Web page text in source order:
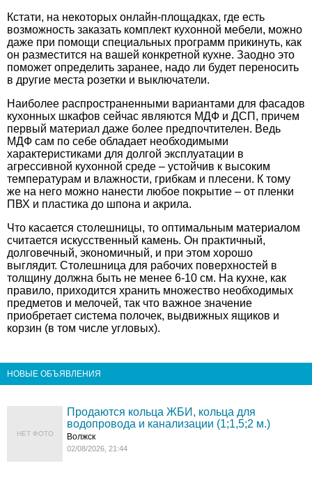
Кстати, на некоторых онлайн-площадках, где есть
возможность заказать комплект кухонной мебели, можно
даже при помощи специальных программ прикинуть, как
он разместится на вашей конкретной кухне. Заодно это
поможет определить заранее, надо ли будет переносить
в другие места розетки и выключатели.
Наиболее распространенными вариантами для фасадов
кухонных шкафов сейчас являются МДФ и ДСП, причем
первый материал даже более предпочтителен. Ведь
МДФ сам по себе обладает необходимыми
характеристиками для долгой эксплуатации в
агрессивной кухонной среде – устойчив к высоким
температурам и влажности, грибкам и плесени. К тому
же на него можно нанести любое покрытие – от пленки
ПВХ и пластика до шпона и акрила.
Что касается столешницы, то оптимальным материалом
считается искусственный камень. Он практичный,
долговечный, экономичный, и при этом хорошо
выглядит. Столешница для рабочих поверхностей в
толщину должна быть не менее 6-10 см. На кухне, как
правило, приходится хранить множество необходимых
предметов и мелочей, так что важное значение
приобретает система полочек, выдвижных ящиков и
корзин (в том числе угловых).
НОВЫЕ ОБЪЯВЛЕНИЯ
НЕТ ФОТО
Продаются кольца ЖБИ, кольца для
водопровода и канализации (1;1,5;2 м.)
Волжск
02/08/2026, 21:44